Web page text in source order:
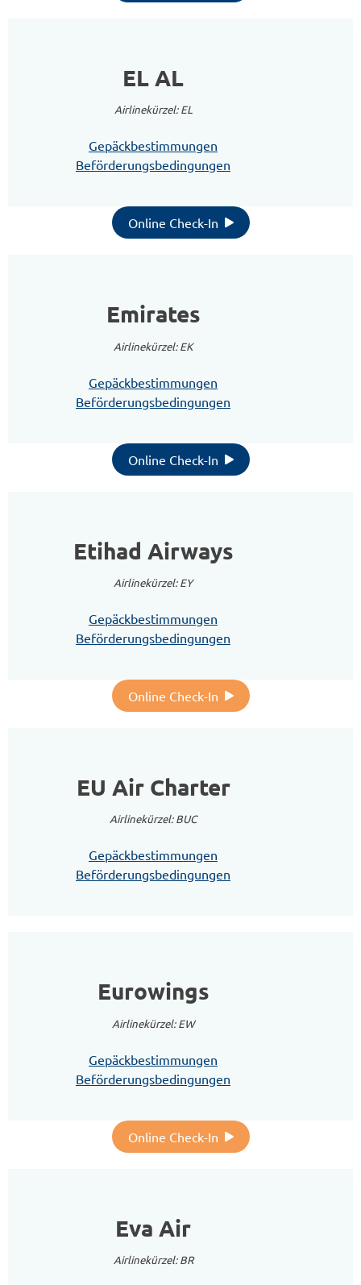
EL AL
Airlinekürzel: EL
Gepäckbestimmungen
Beförderungsbedingungen
Online Check-In
Emirates
Airlinekürzel: EK
Gepäckbestimmungen
Beförderungsbedingungen
Online Check-In
Etihad Airways
Airlinekürzel: EY
Gepäckbestimmungen
Beförderungsbedingungen
Online Check-In
EU Air Charter
Airlinekürzel: BUC
Gepäckbestimmungen
Beförderungsbedingungen
Eurowings
Airlinekürzel: EW
Gepäckbestimmungen
Beförderungsbedingungen
Online Check-In
Eva Air
Airlinekürzel: BR